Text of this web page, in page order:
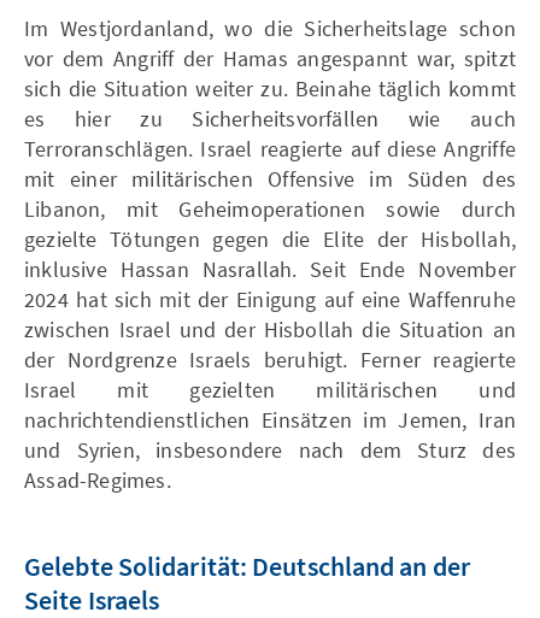
Im Westjordanland, wo die Sicherheitslage schon
vor dem Angriff der Hamas angespannt war, spitzt
sich die Situation weiter zu. Beinahe täglich kommt
es hier zu Sicherheitsvorfällen wie auch
Terroranschlägen. Israel reagierte auf diese Angriffe
mit einer militärischen Offensive im Süden des
Libanon, mit Geheimoperationen sowie durch
gezielte Tötungen gegen die Elite der Hisbollah,
inklusive Hassan Nasrallah. Seit Ende November
2024 hat sich mit der Einigung auf eine Waffenruhe
zwischen Israel und der Hisbollah die Situation an
der Nordgrenze Israels beruhigt. Ferner reagierte
Israel mit gezielten militärischen und
nachrichtendienstlichen Einsätzen im Jemen, Iran
und Syrien, insbesondere nach dem Sturz des
Assad-Regimes.
Gelebte Solidarität: Deutschland an der
Seite Israels